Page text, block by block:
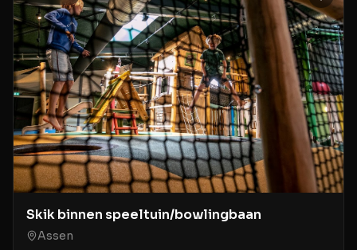
Skik binnen speeltuin/bowlingbaan
Assen